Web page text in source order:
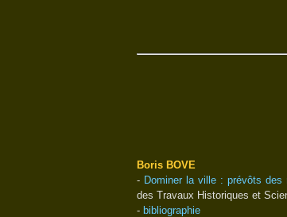
Boris BOVE
- Dominer la ville : prévôts
des Travaux Historiques et
- bibliographie